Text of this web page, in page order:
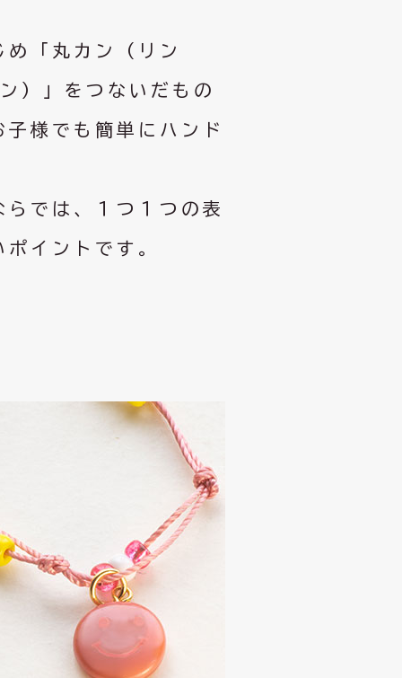
「丸カン（リン
）」をつないだもの
様でも簡単にハンド
では、１つ１つの表
イントです。